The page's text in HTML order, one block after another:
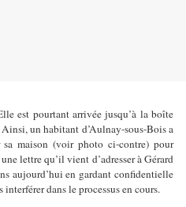
est pourtant arrivée jusqu’à la boîte
un habitant d’Aulnay-sous-Bois a
maison (voir photo ci-contre) pour
lettre qu’il vient d’adresser à Gérard
aujourd’hui en gardant confidentielle
dans le processus en cours.